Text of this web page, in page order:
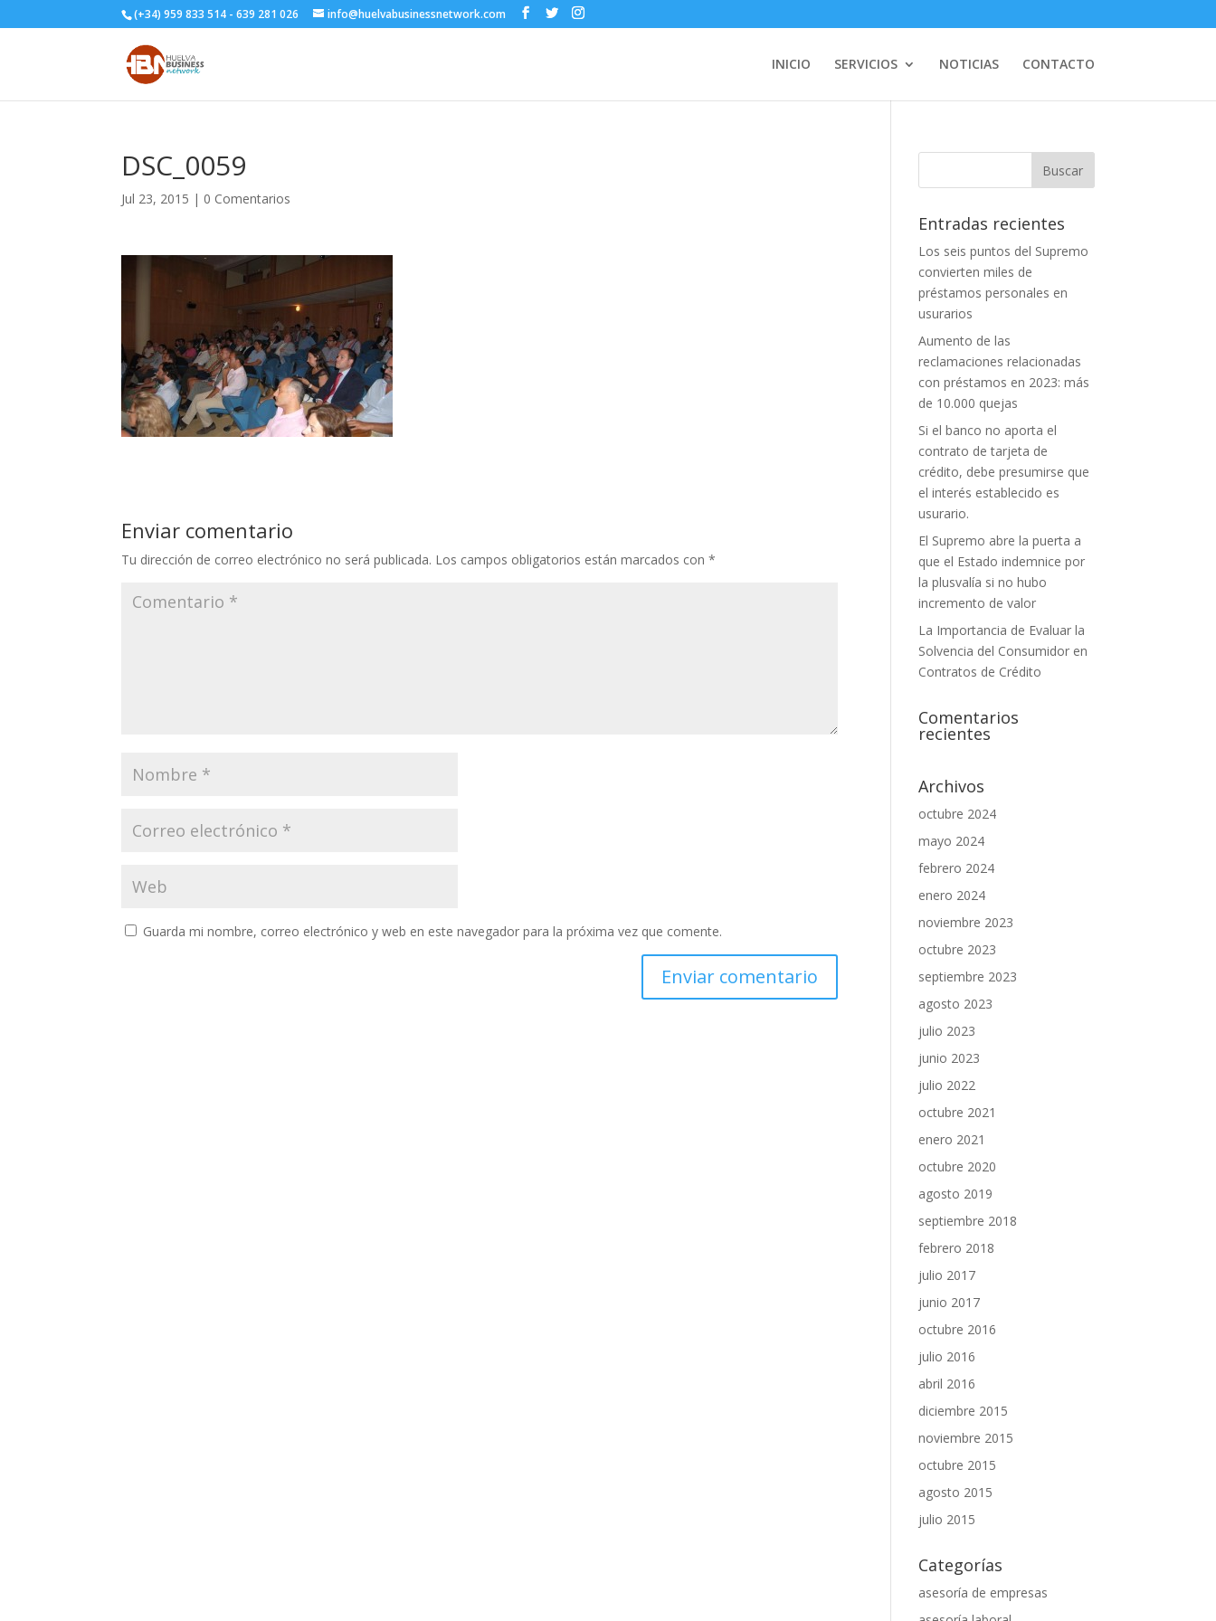
(+34) 959 833 514 - 639 281 026 info@huelvabusinessnetwork.com
INICIO SERVICIOS NOTICIAS CONTACTO
DSC_0059
Jul 23, 2015 | 0 Comentarios
Enviar comentario
Tu dirección de correo electrónico no será publicada. Los campos obligatorios están marcados con*
Guarda mi nombre, correo electrónico y web en este navegador para la próxima vez que comente.
Entradas recientes
Los seis puntos del Supremo
convierten miles de
préstamos personales en
usurarios
Aumento de las
reclamaciones relacionadas
con préstamos en 2023: más
de 10.000 quejas
Si el banco no aporta el
contrato de tarjeta de
crédito, debe presumirse que
el interés establecido es
usurario.
El Supremo abre la puerta a
que el Estado indemnice por
la plusvalía si no hubo
incremento de valor
La Importancia de Evaluar la
Solvencia del Consumidor en
Contratos de Crédito
Comentarios
recientes
Archivos
octubre 2024
mayo 2024
febrero 2024
enero 2024
noviembre 2023
octubre 2023
septiembre 2023
agosto 2023
julio 2023
junio 2023
julio 2022
octubre 2021
enero 2021
octubre 2020
agosto 2019
septiembre 2018
febrero 2018
julio 2017
junio 2017
octubre 2016
julio 2016
abril 2016
diciembre 2015
noviembre 2015
octubre 2015
agosto 2015
julio 2015
Categorías
asesoría de empresas